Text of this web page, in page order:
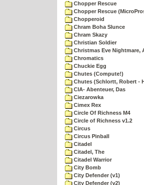
Chopper Rescue
Chopper Rescue
Chopperoid
Chram Boha Slunce
Chram Skazy
Christian Soldier
Christmas Eve Nightmare,
Chromatics
Chuckie Egg
Chutes (Compute!)
Chutes (Schlortt, Robert -
CIA- Abenteuer, Das
Ciezarowka
Cimex Rex
Circle Of Richness M4
Circle of Richness v1.2
Circus
Circus Pinball
Citadel
Citadel, The
Citadel Warrior
City Bomb
City Defender (v1)
City Defender (v2)